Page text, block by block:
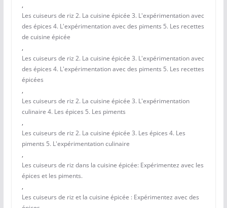
,
Les cuiseurs de riz 2. La cuisine épicée 3. L'expérimentation avec
des épices 4. L'expérimentation avec des piments 5. Les recettes
de cuisine épicée
,
Les cuiseurs de riz 2. La cuisine épicée 3. L'expérimentation avec
des épices 4. L'expérimentation avec des piments 5. Les recettes
épicées
,
Les cuiseurs de riz 2. La cuisine épicée 3. L'expérimentation
culinaire 4. Les épices 5. Les piments
,
Les cuiseurs de riz 2. La cuisine épicée 3. Les épices 4. Les
piments 5. L'expérimentation culinaire
,
Les cuiseurs de riz dans la cuisine épicée: Expérimentez avec les
épices et les piments.
,
Les cuiseurs de riz et la cuisine épicée : Expérimentez avec des